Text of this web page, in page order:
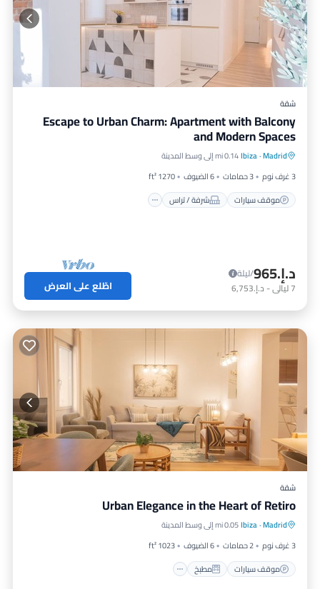
شقة
Escape to Urban Charm: Apartment with Balcony
and Modern Spaces
Madrid
·
Ibiza0.14 mi إلى وسط المدينة
3 غرف نوم
3 حمامات 6 الضيوف
1270 ft²
موقف سيارات
شرفة / تراس
موقف سيارات
مكيف هواء
د.إ.‏965
/ليلة
7ليالي- د.إ.‏6,753 اطّلع على العرض
شقة
Urban Elegance in the Heart of Retiro
Madrid
·
Ibiza0.05 mi إلى وسط المدينة
3 غرف نوم
2 حمامات 6 الضيوف
1023 ft²
موقف سيارات
مطبخ
موقف سيارات مطبخ
مكيف هواء
إنترنت